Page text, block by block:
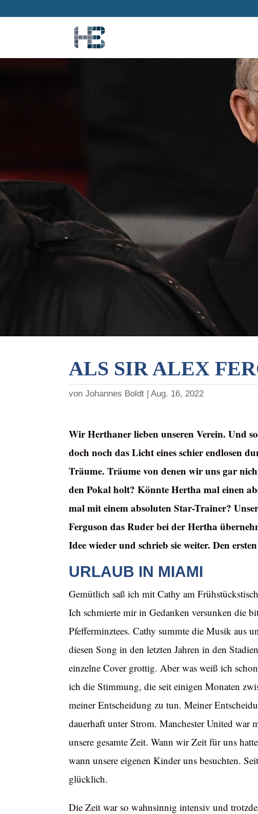
ALS SIR ALEX
vonJohannes Boldt Aug. 16, 2022
Wir Herthaner lieben unseren Verein. Und
doch noch das Licht eines schier endlosen
Träume. Träume von denen wir uns gar
den Pokal holt? Könnte Hertha mal einen
mal mit einem absoluten Star-Trainer?
Ferguson das Ruder bei der Hertha
Idee wieder und schrieb sie weiter. Den
URLAUB IN MIAMI
Gemütlich saß ich mit Cathy am
Ich schmierte mir in Gedanken versunken die
Pfefferminztees. Cathy summte die Musik aus
diesen Song in den letzten Jahren in den
einzelne Cover grottig. Aber was weiß ich
ich die Stimmung, die seit einigen Monaten
meiner Entscheidung zu tun. Meiner
dauerhaft unter Strom. Manchester United war
unsere gesamte Zeit. Wann wir Zeit für uns
wann unsere eigenen Kinder uns besuchten.
glücklich.
Die Zeit war so wahnsinnig intensiv und